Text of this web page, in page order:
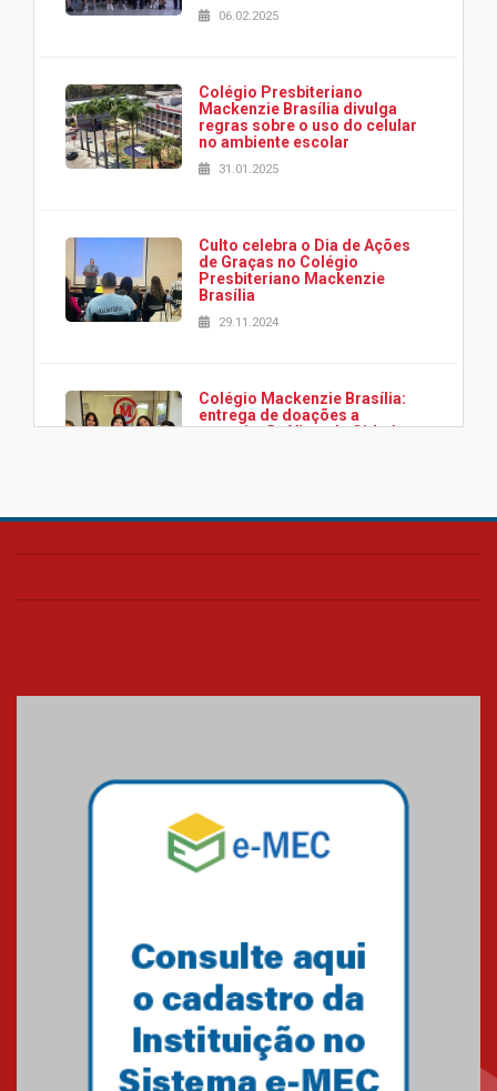
06.02.2025
Colégio Presbiteriano
Mackenzie Brasília divulga
regras sobre o uso do celular
no ambiente escolar
31.01.2025
Culto celebra o Dia de Ações
de Graças no Colégio
Presbiteriano Mackenzie
Brasília
29.11.2024
Colégio Mackenzie Brasília:
entrega de doações a
associação Viver da Cidade
Colégio Presbiteriano
os funcionários
07.11.2024
Equipe de saltos ornamentais
do Mackenzie Brasília
Gravação do projeto “Mais de
31 mil vozes com a Palavra” é
realizado no Colégio
Mackenzie Brasília